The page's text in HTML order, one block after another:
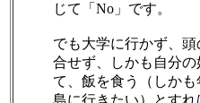
じて「No」です。
でも大学に行かず、
合せず、しかも自分
て、飯を食う（しか